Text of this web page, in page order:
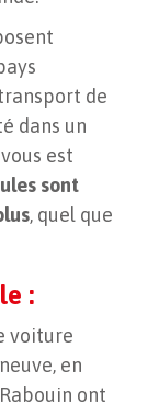
de
dans un
est
sont
, quel que
:
voiture
en
ont